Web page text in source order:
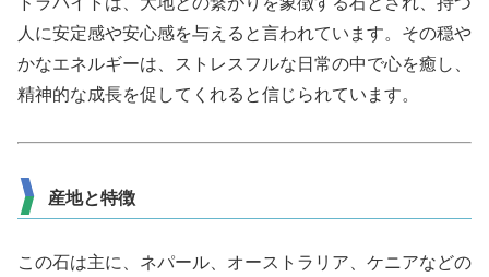
人に安定感や安心感を与えると言われています。その穏や
かなエネルギーは、ストレスフルな日常の中で心を癒し、
精神的な成長を促してくれると信じられています。
産地と特徴
この石は主に、ネパール、オーストラリア、ケニアなどの